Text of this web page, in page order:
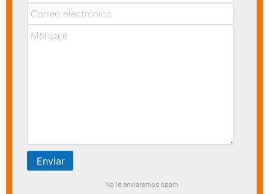
No le enviaremos spam